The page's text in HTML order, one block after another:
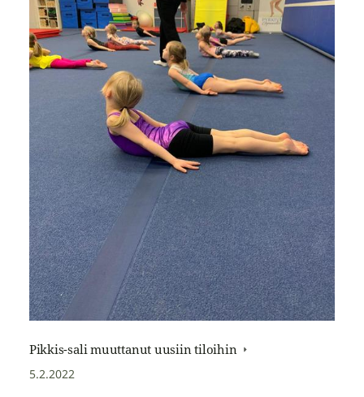
Pikkis-sali muuttanut uusiin tiloihin
5.2.2022